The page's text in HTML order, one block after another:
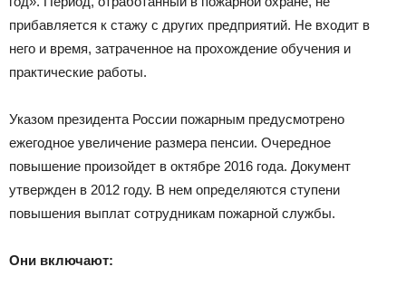
прибавляется к стажу с других предприятий. Не входит в
него и время, затраченное на прохождение обучения и
практические работы.
Указом президента России пожарным предусмотрено
ежегодное увеличение размера пенсии. Очередное
повышение произойдет в октябре 2016 года. Документ
утвержден в 2012 году. В нем определяются ступени
повышения выплат сотрудникам пожарной службы.
Они включают: